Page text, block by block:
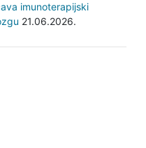
imunoterapijski
21.06.2026.